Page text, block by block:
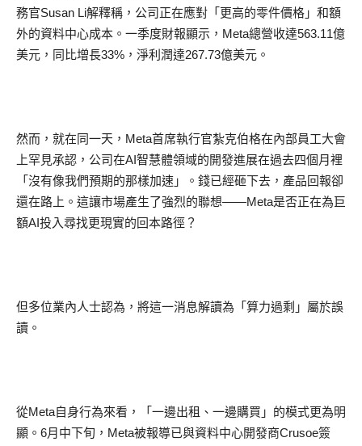
務官Susan Li解釋稱，公司正在應對 「 更高的零件價格 」 和額
外的資料中心成本。一季度財報顯示， Meta總營收達563.11億
美元，同比增長33% ，淨利潤達267.73億美元。
然而，就在同一天， Meta首席執行官紮克伯格在內部員工大會
上罕見承認，公司在AI智慧體領域的開發進展在過去四個月裡
「 沒有像我們預期的那樣加速 」
。錢已經砸下去，產品回報卻
還在路上。這讓市場產生了強烈的聯想——Meta是否正在為巨
額AI投入尋找更現實的回本路徑？
但多位業內人士認為，將這一消息解讀為 「 算力過剩 」 屬於誤
讀。
從Meta自身行為來看， 「 一邊出租、一邊購買 」 的模式更為明
顯。 6月中下旬， Meta被報導已與資料中心開發商Crusoe簽